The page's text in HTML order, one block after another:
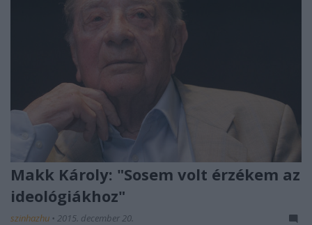
Makk Károly: "Sosem volt érzékem az
ideológiákhoz"
szinhazhu • 2015. december 20.